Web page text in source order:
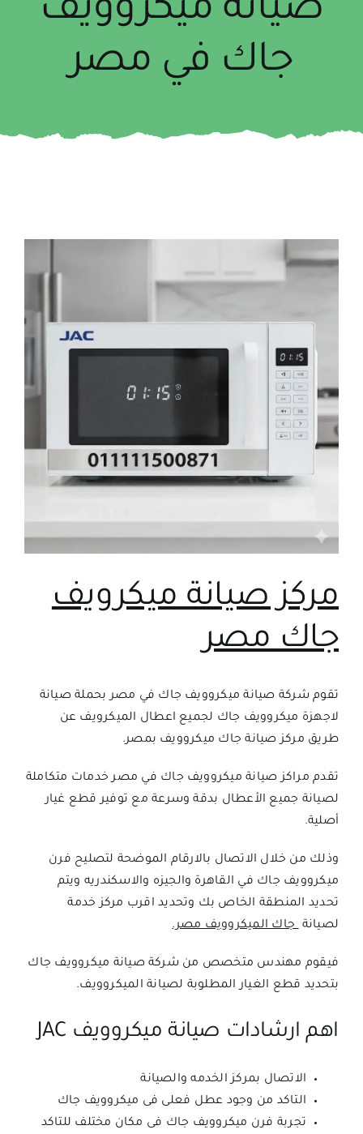
صيانة ميكروويف
جاك في مصر
مركز صيانة ميكرويف
جاك مصر
تقوم شركة صيانة ميكروويف جاك في مصر بحملة صيانة
لاجهزة ميكروويف جاك لجميع اعطال الميكرويف عن
طريق مركز صيانة جاك ميكروويف بمصر.
تقدم مراكز صيانة ميكروويف جاك في مصر خدمات متكاملة
لصيانة جميع الأعطال بدقة وسرعة مع توفير قطع غيار
أصلية.
وذلك من خلال الاتصال بالارقام الموضحة لتصليح فرن
ميكروويف جاك في القاهرة والجيزه والاسكندريه ويتم
تحديد المنطقة الخاص بك وتحديد اقرب مركز خدمة
لصيانة جاكالميكروويف مصر.
فيقوم مهندس متخصص من شركة صيانة ميكروويف جاك
بتحديد قطع الغيار المطلوبة لصيانة الميكروويف.
اهم ارشادات صيانة ميكروويف JAC
الاتصال بمركز الخدمه والصيانة
التاكد من وجود عطل فعلى فى ميكروويف جاك
تجربة فرن ميكروويف جاك فى مكان مختلف للتاكد